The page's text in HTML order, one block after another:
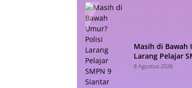
Masih di Bawah
Larang Pelajar
Siantar Bawa
8 Agustus 2026